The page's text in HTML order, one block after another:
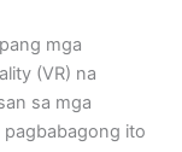
mga
(VR) na
sa mga
pagbabagong ito